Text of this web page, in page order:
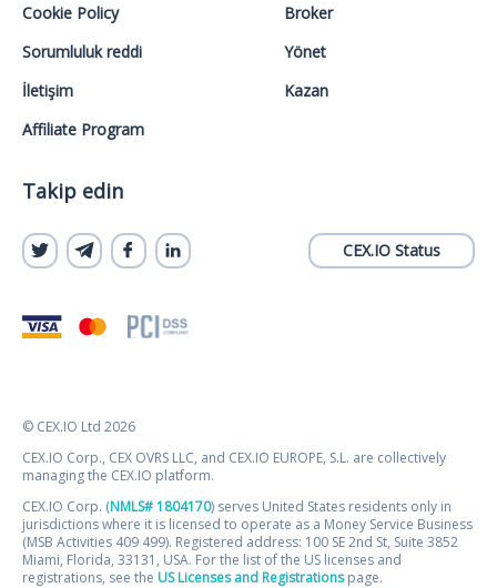
Cookie Policy
Sorumluluk reddi
İletişim
Affiliate Program
Broker
Yönet
Kazan
Takip edin
CEX.IO Status
© CEX.IO Ltd 2026
CEX.IO Corp., CEX OVRS LLC, and CEX.IO EUROPE, S.L. are collectively
managing the CEX.IO platform.
CEX.IO Corp. (NMLS# 1804170) serves United States residents only in
jurisdictions where it is licensed to operate as a Money Service Business
(MSB Activities 409 499). Registered address: 100 SE 2nd St, Suite 3852
Miami, Florida, 33131, USA. For the list of the US licenses and
registrations, see the US Licenses and Registrationspage.